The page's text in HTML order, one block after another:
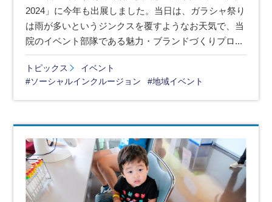
2024」に今年も出展しました。当日は、ガラシャ祭り
は雨が多いというジンクスを覆すようなお天気で、当
院のイベント部隊である魅力・ブランドづくりプロ...
トピックス
イベント
#ソーシャルインクルージョン
#地域イベント